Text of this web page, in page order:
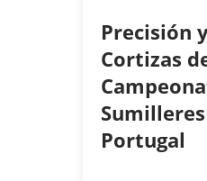
Precisión
Cortizas
Portugal